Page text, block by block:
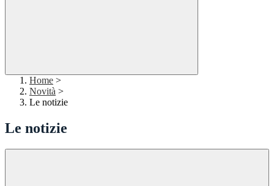
Home >
Novità >
Le notizie
Le notizie